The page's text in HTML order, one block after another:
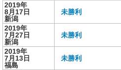
2019年
8月17日
新潟
未勝利
2019年
7月27日
新潟
未勝利
2019年
7月13日
福島
未勝利